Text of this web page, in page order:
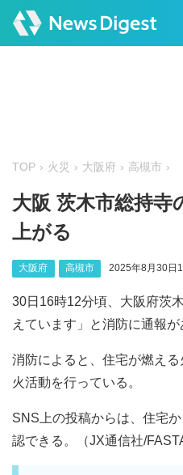
TOP 火災 大阪府 高槻市
大阪 茨木市総持寺
上がる
大阪府 高槻市 2025年8月30日
30日16時12分頃、大阪府茨
えています」と消防に通報が
消防によると、住宅が燃え
火活動を行っている。
SNS上の投稿からは、住宅
認できる。（JX通信社/